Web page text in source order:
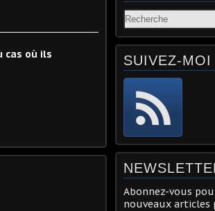
cas où ils
SUIVEZ-MOI
Abonnez-vous
nouveaux articles